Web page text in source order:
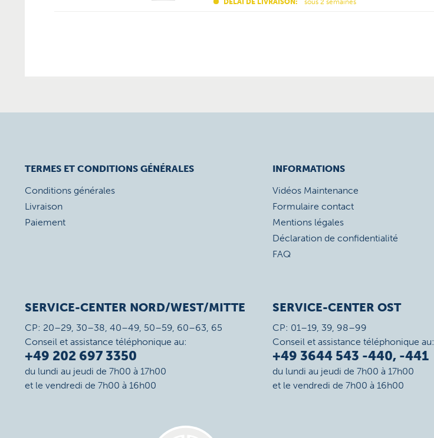
DÉLAI DE LIVRAISON: sous 2 semaines
TERMES ET CONDITIONS GÉNÉRALES
Conditions générales
Livraison
Paiement
INFORMATIONS
Vidéos Maintenance
Formulaire contact
Mentions légales
Déclaration de confidentialité
FAQ
SERVICE-CENTER NORD/WEST/MITTE
CP: 20–29, 30–38, 40–49, 50–59, 60–63, 65
Conseil et assistance téléphonique au:
+49 202 697 3350
du lundi au jeudi de 7h00 à 17h00
et le vendredi de 7h00 à 16h00
SERVICE-CENTER OST
CP: 01–19, 39, 98–99
Conseil et assistance téléphonique au:
+49 3644 543 -440, -441
du lundi au jeudi de 7h00 à 17h00
et le vendredi de 7h00 à 16h00